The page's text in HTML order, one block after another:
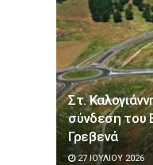
Στ.
σύνδεση του
Γρεβενά
27 ΙΟΥΛΊΟΥ 2026